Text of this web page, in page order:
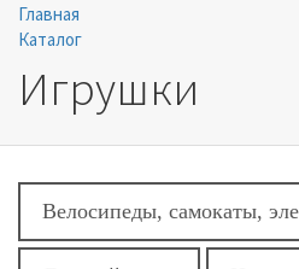
Главная
Каталог
Игрушки
Велосипеды, самокаты,